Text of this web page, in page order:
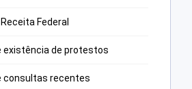
Federal
existência de protestos
consultas recentes